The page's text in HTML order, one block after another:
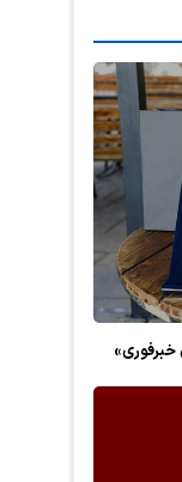
خبرفوری»